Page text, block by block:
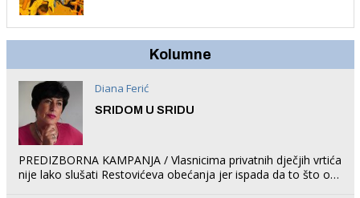
Kolumne
Diana Ferić
SRIDOM U SRIDU
PREDIZBORNA KAMPANJA / Vlasnicima privatnih dječjih vrtića
nije lako slušati Restovićeva obećanja jer ispada da to što oni